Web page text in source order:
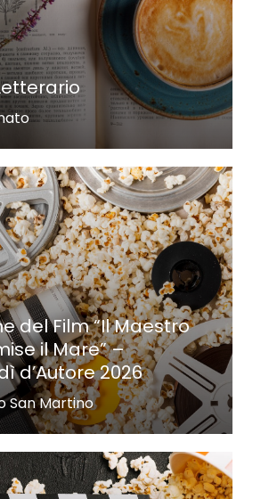
del Film “Il Maestro
il Mare” –
d’Autore 2026
San Martino